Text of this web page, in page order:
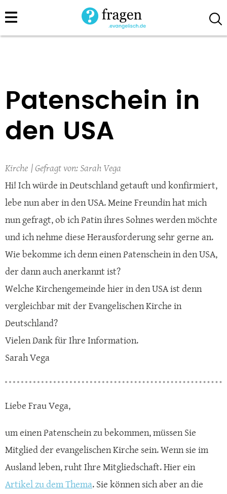
Direkt
zum
Patenschein in
den USA
Kirche
Sarah Vega
Hi! Ich würde in Deutschland getauft und konfirmiert,
lebe nun aber in den USA. Meine Freundin hat mich
nun gefragt, ob ich Patin ihres Sohnes werden möchte
und ich nehme diese Herausforderung sehr gerne an.
Wie bekomme ich denn einen Patenschein in den USA,
der dann auch anerkannt ist?
Welche Kirchengemeinde hier in den USA ist denn
vergleichbar mit der Evangelischen Kirche in
Deutschland?
Vielen Dank für Ihre Information.
Sarah Vega
Liebe Frau Vega,
um einen Patenschein zu bekommen, müssen Sie
Mitglied der evangelischen Kirche sein. Wenn sie im
Ausland leben, ruht Ihre Mitgliedschaft. Hier ein
Artikel zu dem Thema. Sie können sich aber an die